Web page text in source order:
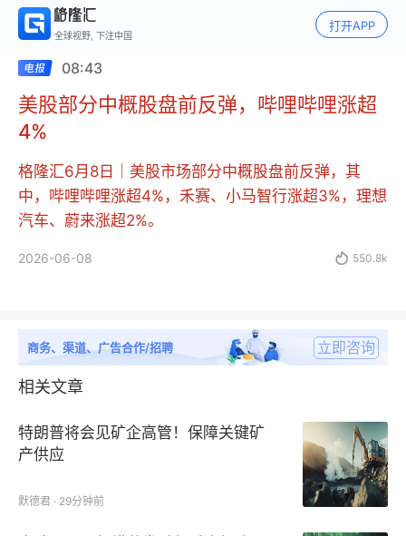
全球视野, 下注中国
打开APP
08:43
美股部分中概股盘前反弹，哔哩哔哩涨超
4%
格隆汇6月8日｜美股市场部分中概股盘前反弹，其
中，哔哩哔哩涨超4%，禾赛、小马智行涨超3%，理想
汽车、蔚来涨超2%。
2026-06-08  550.8k
商务、渠道、广告合作/招聘 立即咨询
相关文章
特朗普将会见矿企高管！保障关键矿
产供应
默德君 · 29分钟前